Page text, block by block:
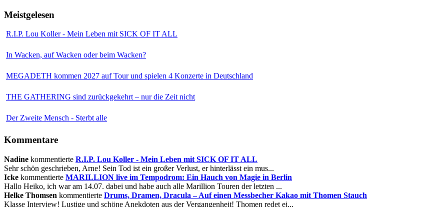
Meistgelesen
R.I.P. Lou Koller - Mein Leben mit SICK OF IT ALL
In Wacken, auf Wacken oder beim Wacken?
MEGADETH kommen 2027 auf Tour und spielen 4 Konzerte in Deutschland
THE GATHERING sind zurückgekehrt – nur die Zeit nicht
Der Zweite Mensch - Sterbt alle
Kommentare
Nadine kommentierte R.I.P. Lou Koller - Mein Leben mit SICK OF IT ALL
Sehr schön geschrieben, Arne! Sein Tod ist ein großer Verlust, er hinterlässt ein mus...
Icke kommentierte MARILLION live im Tempodrom: Ein Hauch von Magie in Berlin
Hallo Heiko, ich war am 14.07. dabei und habe auch alle Marillion Touren der letzten ...
Helke Thomsen kommentierte Drums, Dramen, Dracula – Auf einen Messbecher Kakao mit Thomen Stauch
Klasse Interview! Lustige und schöne Anekdoten aus der Vergangenheit! Thomen redet ei...